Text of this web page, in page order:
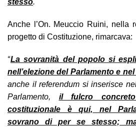
stesso.
Anche l’On. Meuccio Ruini, nella
progetto di Costituzione, rimarcava:
“La sovranità del popolo si
nell’elezione del Parlamento e
anche il referendum si inserisce
Parlamento, il fulcro concreto
costituzionale è qui, nel
sovranodi per se stesso;